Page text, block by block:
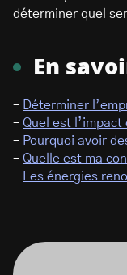
déterminer quel
En
–
Déterminer
– Quel est l’impact
– Pourquoi avoir
– Quelle est ma
–
Les énergies